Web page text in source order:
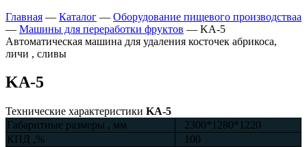
Главная — Каталог — Оборудование пищевого производстваа
— Машины для переработки фруктов — KA-5
Автоматическая машина для удаления косточек абрикоса,
личи , сливы
KA-5
Технические характеристики KA-5
Габаритные размеры , мм
2300*1280*1220
КПД ,%
100